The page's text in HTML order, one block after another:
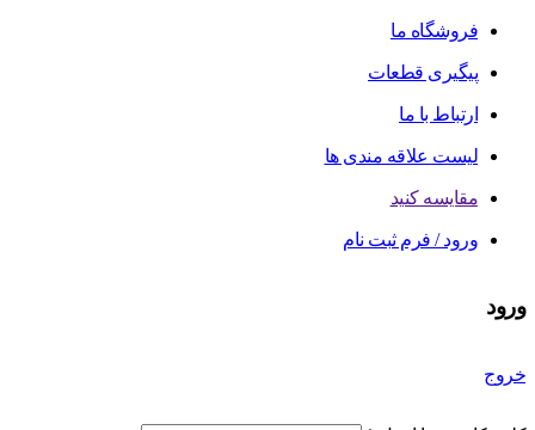
فروشگاه ما
پیگیری قطعات
ارتباط با ما
لیست علاقه مندی ها
مقایسه کنید
ورود / فرم ثبت نام
ورود
خروج